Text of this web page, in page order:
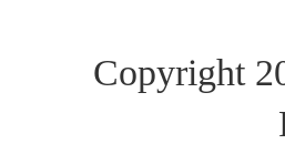
Copyright